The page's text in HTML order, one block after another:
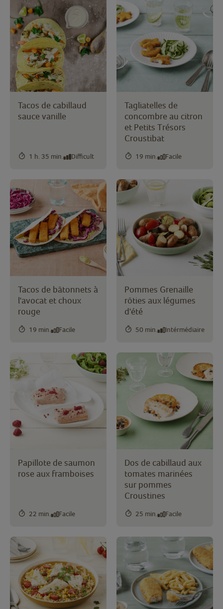
Tacos de cabillaud
sauce vanille
1 h. 35 min. Difficult
Tagliatelles de
concombre au citron
et Petits Trésors
Croustibat
19 min. Facile
Tacos de bâtonnets à
l'avocat et choux
rouge
19 min. Facile
Pommes Grenaille
rôties aux légumes
d'été
50 min. Intérmédiaire
Papillote de saumon
rose aux framboises
22 min. Facile
Dos de cabillaud aux
tomates marinées
sur pommes
Croustines
25 min. Facile